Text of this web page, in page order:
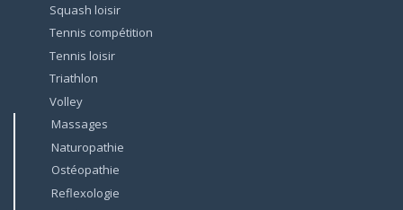
Squash loisir
Tennis compétition
Tennis loisir
Triathlon
Volley
Massages
Naturopathie
Ostéopathie
Reflexologie